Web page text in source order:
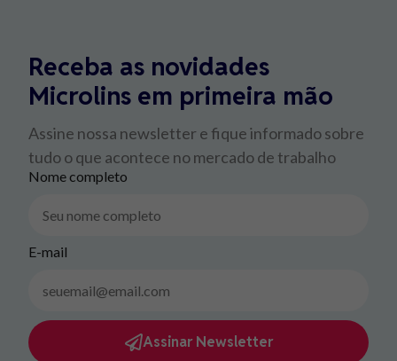
Receba as novidades
Microlins em primeira mão
Assine nossa newsletter e fique informado sobre
tudo o que acontece no mercado de trabalho
Nome completo
E-mail
Assinar Newsletter